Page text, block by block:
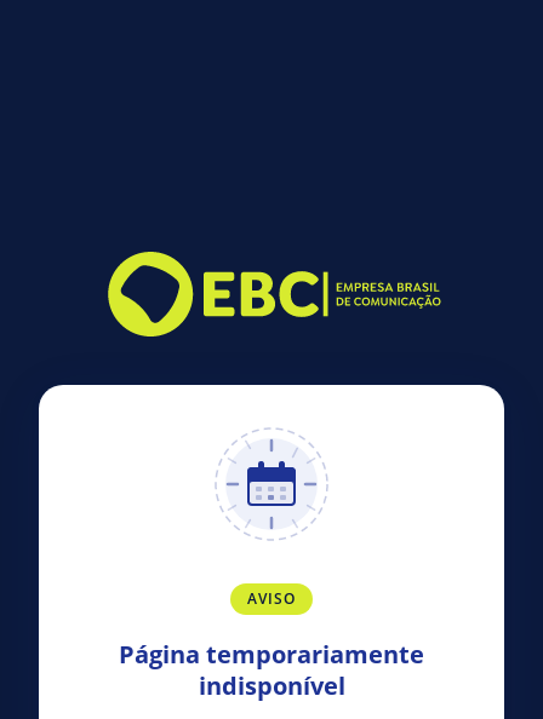
AVISO
Página temporariamente
indisponível